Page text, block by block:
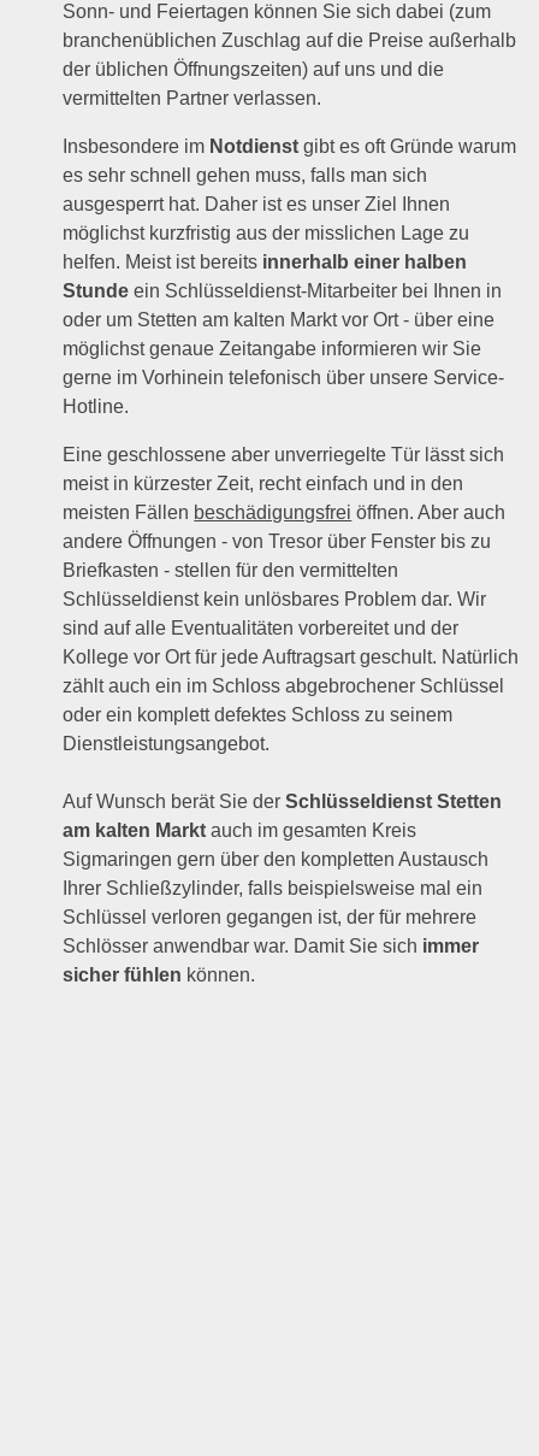
Sonn- und Feiertagen können Sie sich dabei (zum
branchenüblichen Zuschlag auf die Preise außerhalb
der üblichen Öffnungszeiten) auf uns und die
vermittelten Partner verlassen.
Insbesondere im Notdienst gibt es oft Gründe warum
es sehr schnell gehen muss, falls man sich
ausgesperrt hat. Daher ist es unser Ziel Ihnen
möglichst kurzfristig aus der misslichen Lage zu
helfen. Meist ist bereits innerhalb einer halben
Stunde ein Schlüsseldienst-Mitarbeiter bei Ihnen in
oder um Stetten am kalten Markt vor Ort - über eine
möglichst genaue Zeitangabe informieren wir Sie
gerne im Vorhinein telefonisch über unsere Service-
Hotline.
Eine geschlossene aber unverriegelte Tür lässt sich
meist in kürzester Zeit, recht einfach und in den
meisten Fällen beschädigungsfrei öffnen. Aber auch
andere Öffnungen - von Tresor über Fenster bis zu
Briefkasten - stellen für den vermittelten
Schlüsseldienst kein unlösbares Problem dar. Wir
sind auf alle Eventualitäten vorbereitet und der
Kollege vor Ort für jede Auftragsart geschult. Natürlich
zählt auch ein im Schloss abgebrochener Schlüssel
oder ein komplett defektes Schloss zu seinem
Dienstleistungsangebot.
Auf Wunsch berät Sie derSchlüsseldienst Stetten
am kalten Markt auch im gesamten Kreis
Sigmaringen gern über den kompletten Austausch
Ihrer Schließzylinder, falls beispielsweise mal ein
Schlüssel verloren gegangen ist, der für mehrere
Schlösser anwendbar war. Damit Sie sich immer
sicher fühlen können.